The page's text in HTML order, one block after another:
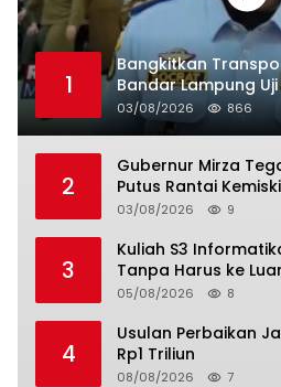
1
Bangkitkan
Bandar Lampung
03/08/2026 866
2
Gubernur Mirza
Putus Rantai
03/08/2026 9
3
Kuliah S3
Tanpa Harus ke
05/08/2026 8
4
Usulan Perbaikan
Rp1 Triliun
08/08/2026 7